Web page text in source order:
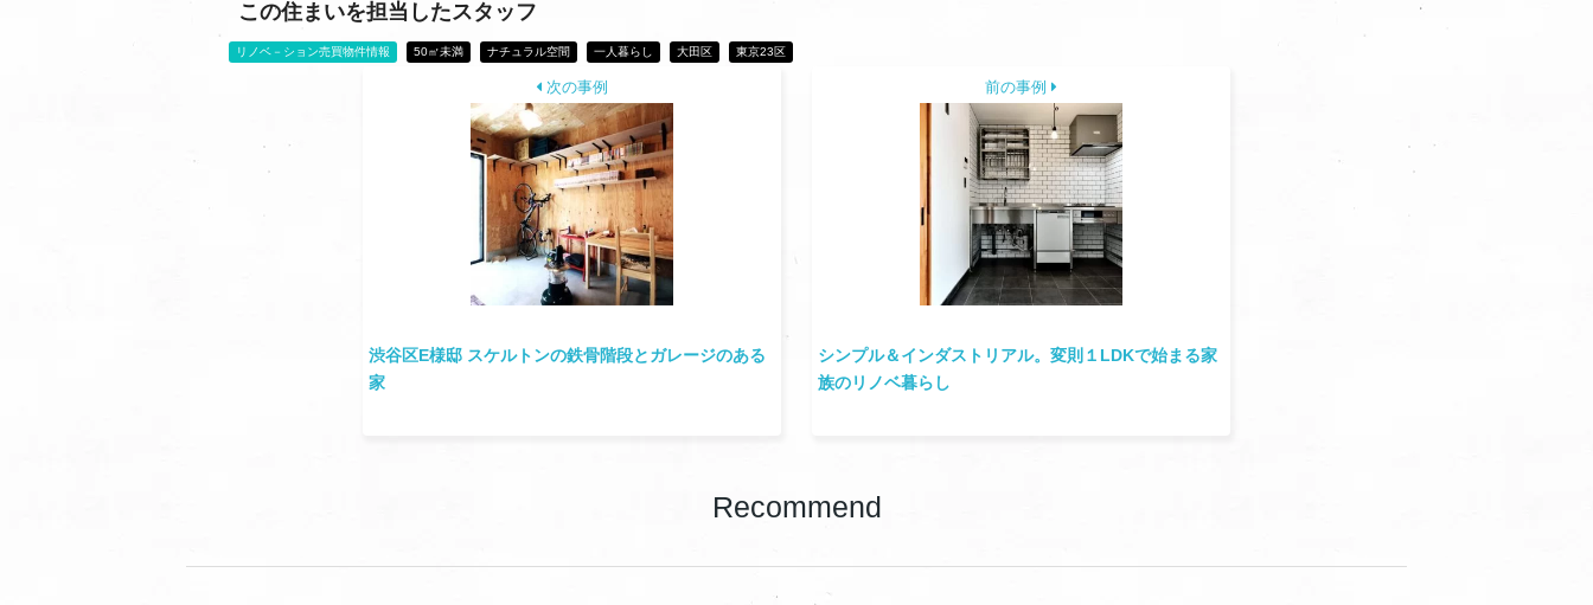
この住まいを担当したスタッフ
リノベ－ション売買物件情報 50㎡未満 ナチュラル空間 一人暮らし 大田区 東京23区
次の事例
渋谷区E様邸 スケルトンの鉄骨階段とガレージのある
家
前の事例
シンプル＆インダストリアル。変則１LDKで始まる家
族のリノベ暮らし
Recommend